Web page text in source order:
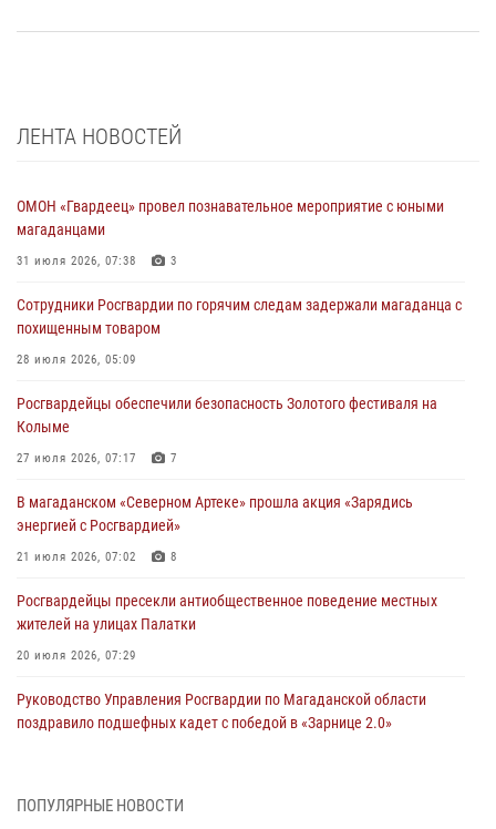
ЛЕНТА НОВОСТЕЙ
ОМОН «Гвардеец» провел познавательное мероприятие с юными
магаданцами
31 июля 2026, 07:38 3
Сотрудники Росгвардии по горячим следам задержали магаданца с
похищенным товаром
28 июля 2026, 05:09
Росгвардейцы обеспечили безопасность Золотого фестиваля на
Колыме
27 июля 2026, 07:17 7
В магаданском «Северном Артеке» прошла акция «Зарядись
энергией с Росгвардией»
21 июля 2026, 07:02 8
Росгвардейцы пресекли антиобщественное поведение местных
жителей на улицах Палатки
20 июля 2026, 07:29
Руководство Управления Росгвардии по Магаданской области
поздравило подшефных кадет с победой в «Зарнице 2.0»
При содействии СОБР Росгвардии в Магадане задержан
ПОПУЛЯРНЫЕ НОВОСТИ